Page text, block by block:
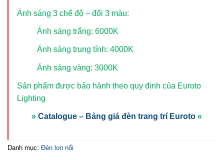
Ánh sáng 3 chế độ – đổi 3 màu:
Ánh sáng trắng: 6000K
Ánh sáng trung tính: 4000K
Ánh sáng vàng: 3000K
Sản phẩm được bảo hành theo quy định của Euroto
Lighting
» Catalogue – Bảng giá đèn trang trí Euroto «
Danh mục: Đèn lon nổi